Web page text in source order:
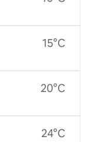
15°C
20°C
24°C